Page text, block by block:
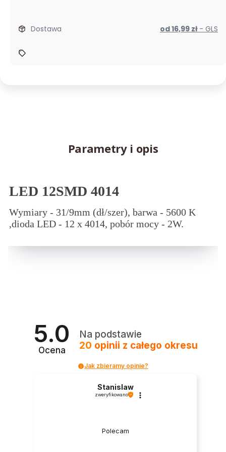
Dostawa od 16,99 zł - GLS
Parametry i opis
LED 12SMD 4014
Wymiary - 31/9mm (dł/szer), barwa - 5600 K
,dioda LED - 12 x 4014, pobór mocy - 2W.
5.0
Ocena
Na podstawie
20 opinii z całego okresu
Jak zbieramy opinie?
Stanislaw
zweryfikowano
Polecam